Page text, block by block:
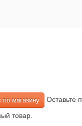
Оставьте
товар.